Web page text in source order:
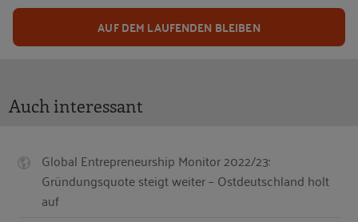
AUF DEM LAUFENDEN BLEIBEN
Auch interessant
Global Entrepreneurship Monitor 2022/23:
Gründungsquote steigt weiter – Ostdeutschland holt
auf